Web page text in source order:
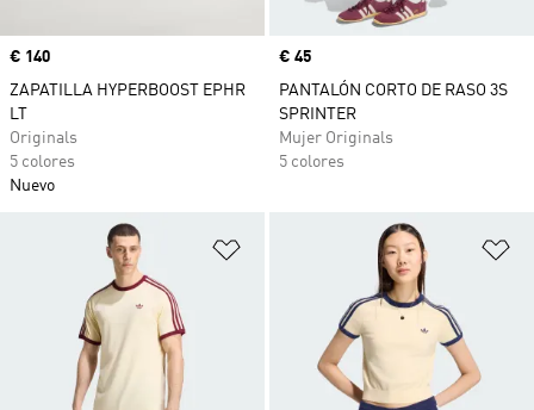
Precio
€ 140
ZAPATILLA HYPERBOOST EPHR
LT
Originals
5 colores
Nuevo
Precio
€ 45
PANTALÓN CORTO DE RASO 3S
SPRINTER
Mujer Originals
5 colores
Añadir a la lista de deseos